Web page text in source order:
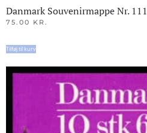
Danmark Souvenirmappe Nr. 111
75.00 KR.
Tilføj til kurv